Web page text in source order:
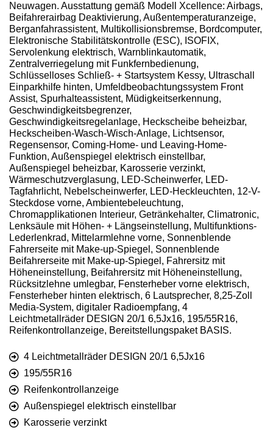
Neuwagen. Ausstattung gemäß Modell Xcellence: Airbags,
Beifahrerairbag Deaktivierung, Außentemperaturanzeige,
Berganfahrassistent, Multikollisionsbremse, Bordcomputer,
Elektronische Stabilitätskontrolle (ESC), ISOFIX,
Servolenkung elektrisch, Warnblinkautomatik,
Zentralverriegelung mit Funkfernbedienung,
Schlüsselloses Schließ- + Startsystem Kessy, Ultraschall
Einparkhilfe hinten, Umfeldbeobachtungssystem Front
Assist, Spurhalteassistent, Müdigkeitserkennung,
Geschwindigkeitsbegrenzer,
Geschwindigkeitsregelanlage, Heckscheibe beheizbar,
Heckscheiben-Wasch-Wisch-Anlage, Lichtsensor,
Regensensor, Coming-Home- und Leaving-Home-
Funktion, Außenspiegel elektrisch einstellbar,
Außenspiegel beheizbar, Karosserie verzinkt,
Wärmeschutzverglasung, LED-Scheinwerfer, LED-
Tagfahrlicht, Nebelscheinwerfer, LED-Heckleuchten, 12-V-
Steckdose vorne, Ambientebeleuchtung,
Chromapplikationen Interieur, Getränkehalter, Climatronic,
Lenksäule mit Höhen- + Längseinstellung, Multifunktions-
Lederlenkrad, Mittelarmlehne vorne, Sonnenblende
Fahrerseite mit Make-up-Spiegel, Sonnenblende
Beifahrerseite mit Make-up-Spiegel, Fahrersitz mit
Höheneinstellung, Beifahrersitz mit Höheneinstellung,
Rücksitzlehne umlegbar, Fensterheber vorne elektrisch,
Fensterheber hinten elektrisch, 6 Lautsprecher, 8,25-Zoll
Media-System, digitaler Radioempfang, 4
Leichtmetallräder DESIGN 20/1 6,5Jx16, 195/55R16,
Reifenkontrollanzeige, Bereitstellungspaket BASIS.
4 Leichtmetallräder DESIGN 20/1 6,5Jx16
195/55R16
Reifenkontrollanzeige
Außenspiegel elektrisch einstellbar
Karosserie verzinkt